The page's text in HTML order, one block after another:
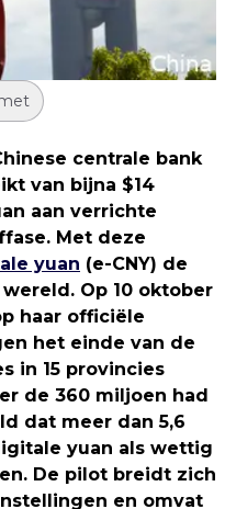
centrale bank
van bijna $14
aan verrichte
Met deze
yuan (e-CNY) de
Op 10 oktober
haar officiële
het einde van de
in 15 provincies
de 360 miljoen had
dat meer dan 5,6
yuan als wettig
De pilot breidt zich
en omvat